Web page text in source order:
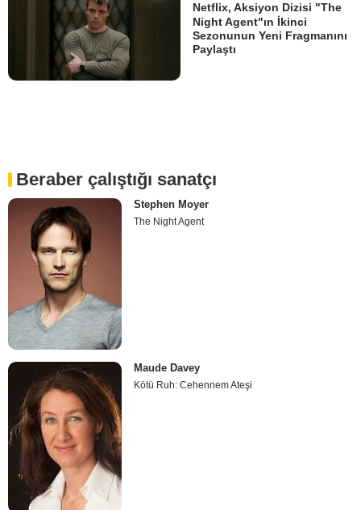
Netflix, Aksiyon Dizisi "The
Night Agent"ın İkinci
Sezonunun Yeni Fragmanını
Paylaştı
Beraber çalıştığı sanatçı
Stephen Moyer
The Night Agent
Maude Davey
Kötü Ruh: Cehennem Ateşi